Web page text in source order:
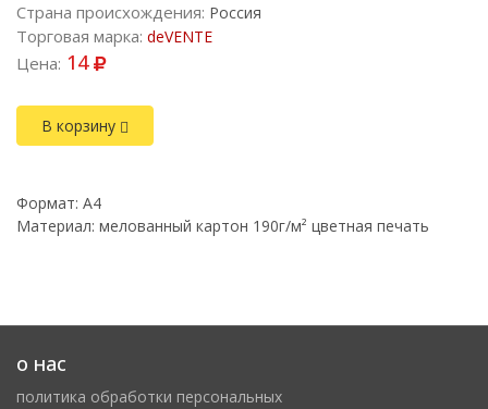
Страна происхождения: Россия
Торговая марка: deVENTE
Цена: 14
В корзину
Формат: А4
Материал: мелованный картон 190г/м² цветная печать
о нас
политика обработки персональных